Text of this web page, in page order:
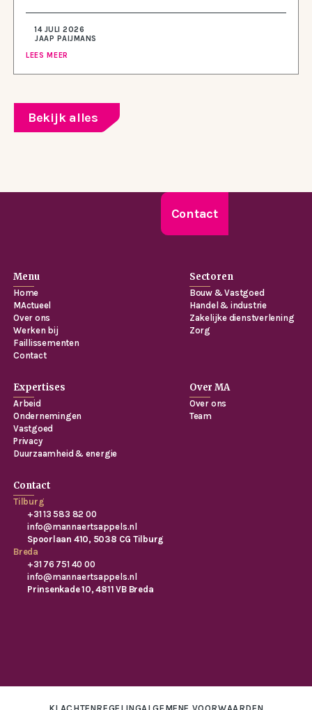
14 JULI 2026
JAAP PAIJMANS
LEES MEER
Bekijk alles
Contact
Menu
Home
MActueel
Over ons
Werken bij
Faillissementen
Contact
Sectoren
Bouw & Vastgoed
Handel & industrie
Zakelijke dienstverlening
Zorg
Expertises
Arbeid
Ondernemingen
Vastgoed
Privacy
Duurzaamheid & energie
Over MA
Over ons
Team
Contact
Tilburg
+31 13 583 82 00
info@mannaertsappels.nl
Spoorlaan 410, 5038 CG Tilburg
Breda
+31 76 751 40 00
info@mannaertsappels.nl
Prinsenkade 10, 4811 VB Breda